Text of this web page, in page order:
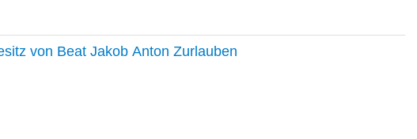
von Beat Jakob Anton Zurlauben